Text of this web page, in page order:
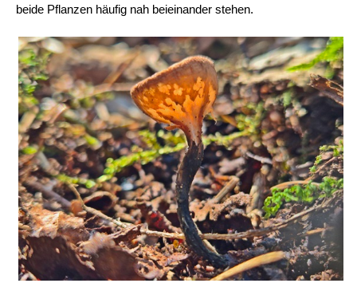
beide Pflanzen häufig nah beieinander stehen.